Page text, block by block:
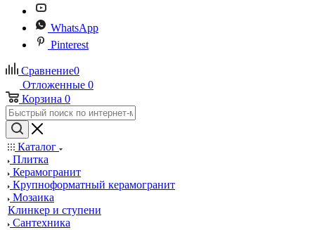
WhatsApp
Pinterest
Сравнение0
Отложенные 0
Корзина 0
Каталог
Плитка
Керамогранит
Крупноформатный керамогранит
Мозаика
Клинкер и ступени
Сантехника